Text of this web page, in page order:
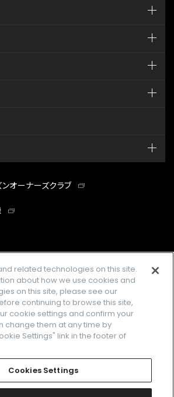
オーナーズクラブ
facebookinstagramtwitter
企業情報 ご利用規約
シーポリシー Cookies Settings
Inc.またはその関連会社の商標です。
related technologies on this site.
about how we use cookies and
on this site, please see our
continuing to browse this site,
cookie settings and confirm your
change them at any time by
Settings" link in the footer of
Cookies Settings